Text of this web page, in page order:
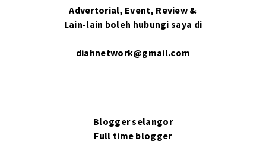
Advertorial, Event, Review &
Lain-lain boleh hubungi saya di
diahnetwork@gmail.com
Blogger selangor
Full time blogger